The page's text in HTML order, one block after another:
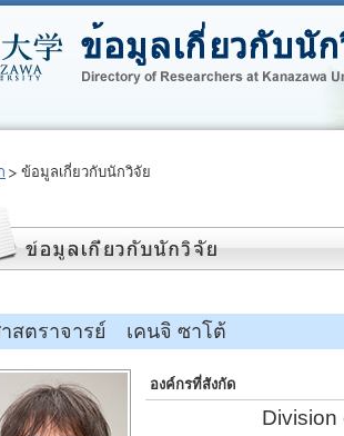
ข้อมูลเกี่ยวกับนักวิจัย
สตราจารย์ เคนจิ ซาโต้
องค์กรที่สังกัด
Division